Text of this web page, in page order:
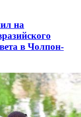
на
в Чолпон-